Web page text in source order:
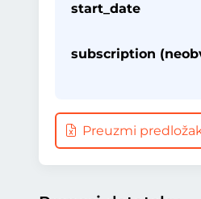
start_date
subscription
Preuzmi